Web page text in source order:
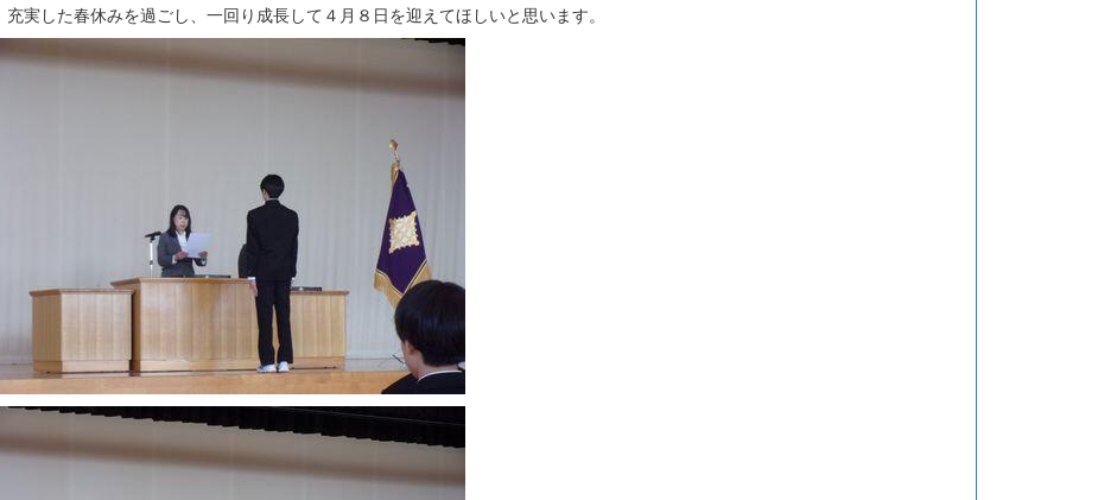
充実した春休みを過ごし、一回り成長して４月８日を迎えてほしいと思います。